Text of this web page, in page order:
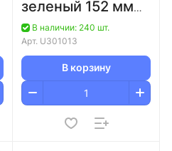
зеленый 152 мм
Corvina/50/2400
В наличии: 240 шт.
Арт. U301013
В корзину